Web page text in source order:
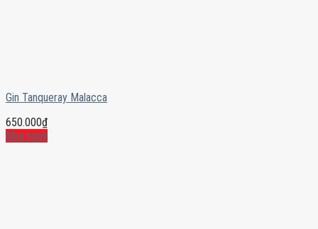
Gin Tanqueray Malacca
650.000₫
Mua ngay